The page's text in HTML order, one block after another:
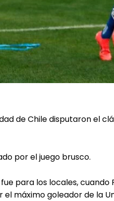
de Chile disputaron el
por el juego brusco.
para los locales,
máximo goleador de la